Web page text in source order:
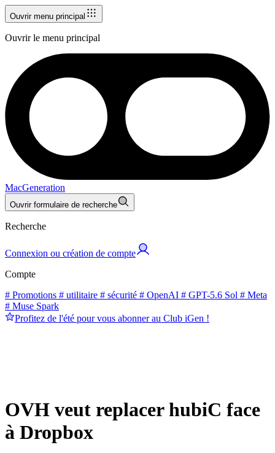
Ouvrir menu principal
Ouvrir le menu principal
MacGeneration
Ouvrir formulaire de recherche
Recherche
Connexion ou création de compte
Compte
# Promotions # utilitaire # sécurité # OpenAI # GPT-5.6 Sol # Meta
# Muse Spark
Profitez de l'été pour vous abonner au Club iGen !
OVH veut replacer hubiC face
à Dropbox